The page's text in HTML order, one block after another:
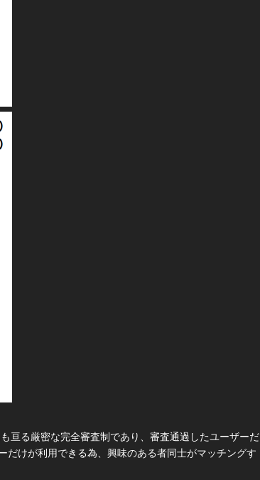
亘る厳密な完全審査制であり、審査通過したユーザーだ
けが利用できる為、興味のある者同士がマッチングす